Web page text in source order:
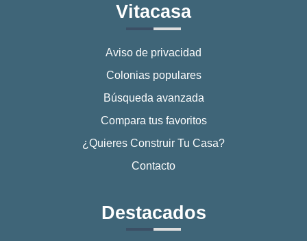
Vitacasa
Aviso de privacidad
Colonias populares
Búsqueda avanzada
Compara tus favoritos
¿Quieres Construir Tu Casa?
Contacto
Destacados